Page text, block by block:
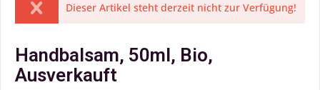
Dieser Artikel steht derzeit nicht zur Verfügung!
Handbalsam, 50ml, Bio,
Ausverkauft